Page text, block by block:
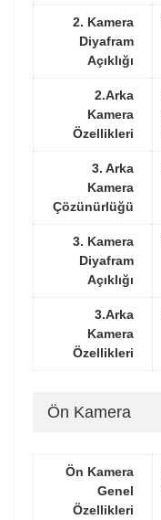
2. Kamera
Diyafram
Açıklığı
2.Arka
Kamera
Özellikleri
3. Arka
Kamera
Çözünürlüğü
3. Kamera
Diyafram
Açıklığı
3.Arka
Kamera
Özellikleri
Ön Kamera
Ön Kamera
Genel
Özellikleri